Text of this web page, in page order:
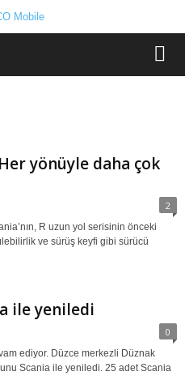
Her yönüyle daha çok
2
R uzun yol serisinin önceki
ve sürüş keyfi gibi sürücü
ile yeniledi
0
ediyor. Düzce merkezli Düznak
Scania ile yeniledi. 25 adet Scania